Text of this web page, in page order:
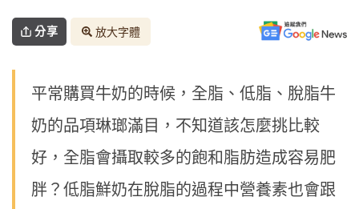
分享 放大字體
平常購買牛奶的時候，全脂、低脂、脫脂牛
奶的品項琳瑯滿目，不知道該怎麼挑比較
好，全脂會攝取較多的飽和脂肪造成容易肥
胖？低脂鮮奶在脫脂的過程中營養素也會跟